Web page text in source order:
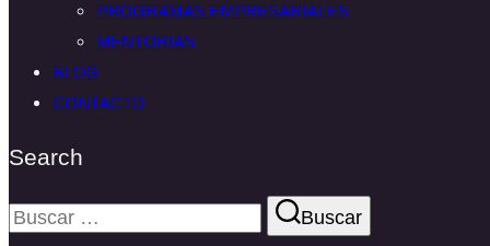
PROGRAMAS EMPRESARIALES
MENTORIAS
BLOG
CONTACTO
Search
Buscar: Buscar